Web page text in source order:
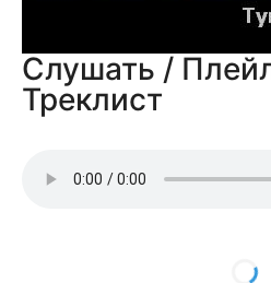
Слушать /
Треклист